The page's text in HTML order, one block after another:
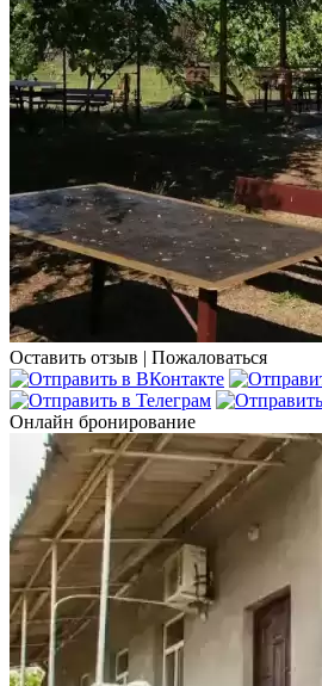
Оставить отзыв | Пожаловаться
Онлайн бронирование